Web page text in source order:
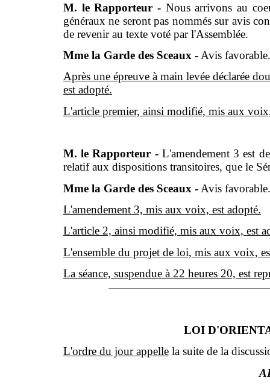
M. le Rapporteur - Nous arrivons au
généraux ne seront pas nommés sur avis
de revenir au texte voté par l'Assemblée.
Mme la Garde des Sceaux - Avis favorable.
Après une épreuve à main levée déclarée
est adopté.
L'article premier, ainsi modifié, mis aux
M. le Rapporteur - L'amendement 3 est
relatif aux dispositions transitoires, que le
Mme la Garde des Sceaux - Avis favorable.
L'amendement 3, mis aux voix, est adopté.
L'article 2, ainsi modifié, mis aux voix, est
L'ensemble du projet de loi, mis aux voix,
La séance, suspendue à 22 heures 20, est
LOI
L'ordre du jour appelle la suite de la